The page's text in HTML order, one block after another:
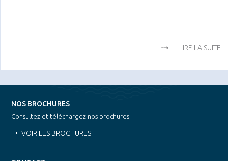
LIRE LA SUITE
NOS BROCHURES
Consultez et téléchargez nos brochures
VOIR LES BROCHURES